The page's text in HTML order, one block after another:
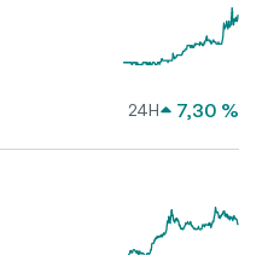
24H 7,30 %